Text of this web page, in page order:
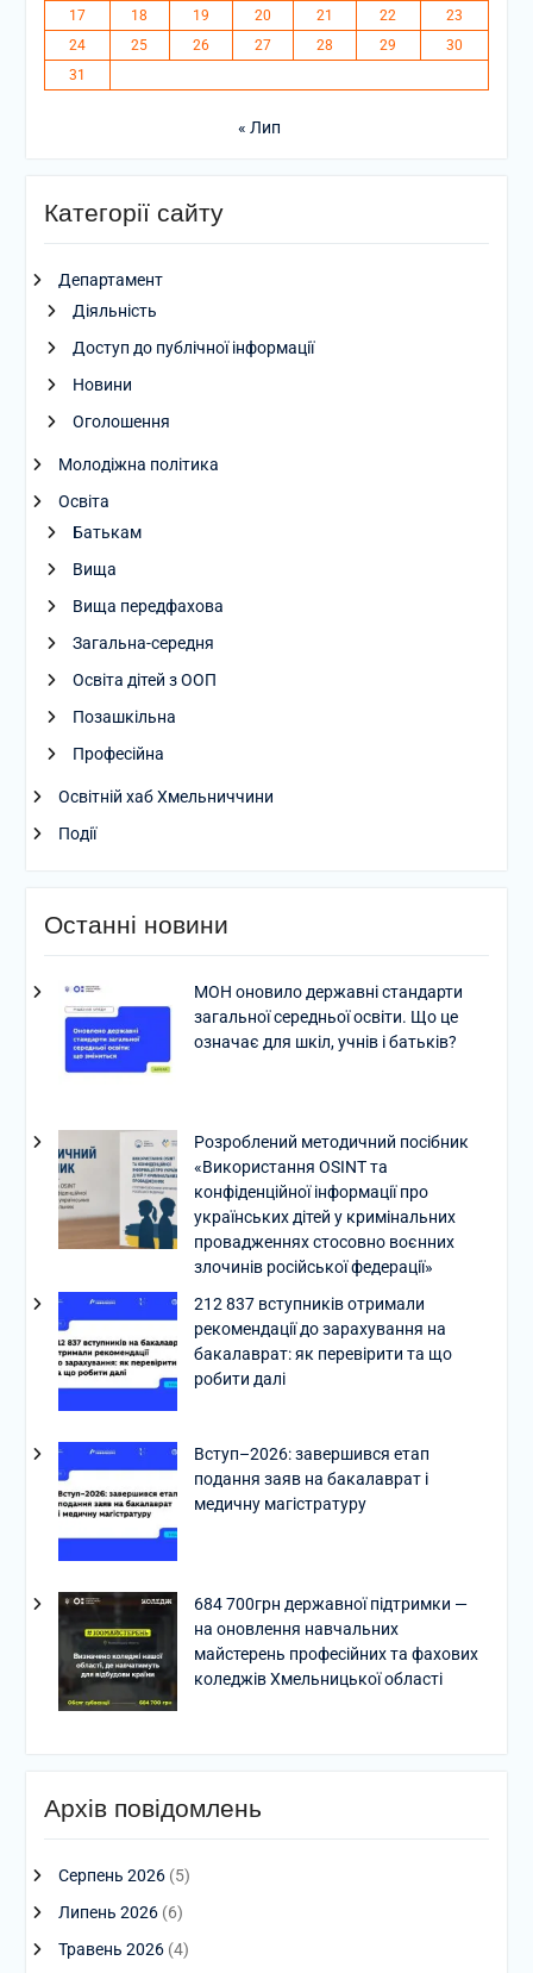
17
18 19 20 21 22
23
24
25 26 27 28 29
30
31
« Лип
Категорії сайту
Департамент
Діяльність
Доступ до публічної інформації
Новини
Оголошення
Молодіжна політика
Освіта
Батькам
Вища
Вища передфахова
Загальна-середня
Освіта дітей з ООП
Позашкільна
Професійна
Освітній хаб Хмельниччини
Події
Останні новини
МОН оновило державні стандарти
загальної середньої освіти. Що це
означає для шкіл, учнів і батьків?
Розроблений методичний посібник
«Використання OSINT та
конфіденційної інформації про
українських дітей у кримінальних
провадженнях стосовно воєнних
злочинів російської федерації»
212 837 вступників отримали
рекомендації до зарахування на
бакалаврат: як перевірити та що
робити далі
Вступ–2026: завершився етап
подання заяв на бакалаврат і
медичну магістратуру
684 700грн державної підтримки —
на оновлення навчальних
майстерень професійних та фахових
коледжів Хмельницької області
Архів повідомлень
Серпень 2026(5)
Липень 2026(6)
Травень 2026(4)